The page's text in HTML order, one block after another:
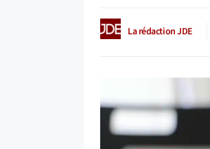
La rédaction JDE